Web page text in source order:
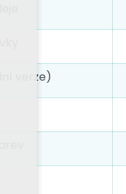
verze)